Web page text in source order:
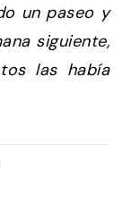
un paseo y
siguiente,
las había